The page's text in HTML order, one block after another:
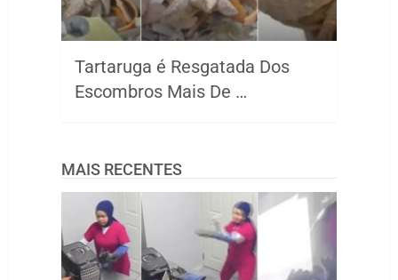
Tartaruga é Resgatada Dos
Escombros Mais De …
MAIS RECENTES